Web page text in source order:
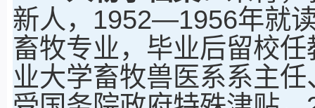
新人，1952—1956年就
畜牧专业，毕业后留校
业大学畜牧兽医系系主